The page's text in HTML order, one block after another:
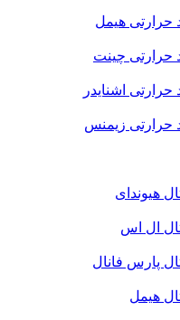
حرارتی هیمل
حرارتی چینت
حرارتی اشنایدر
حرارتی زیمنس
هیوندای
ال اس
پارس فانال
هیمل